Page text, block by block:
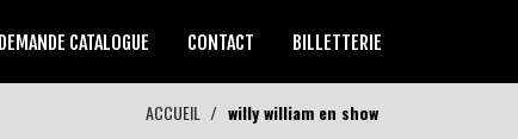
DEMANDE CATALOGUE CONTACT BILLETTERIE
ACCUEIL willy william en show